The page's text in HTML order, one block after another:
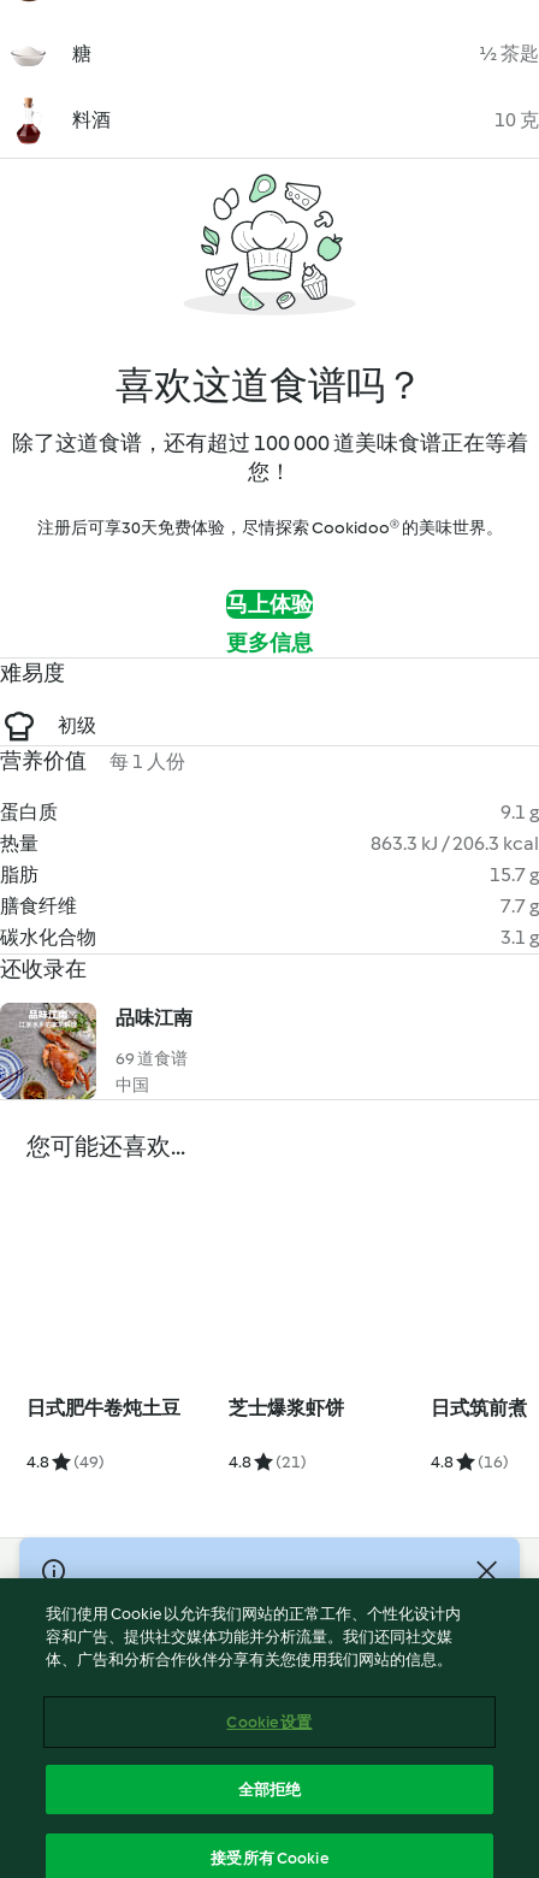
糖 ½ 茶匙
料酒 10 克
喜欢这道食谱吗？
除了这道食谱，还有超过 100 000 道美味食谱正在等着
您！
注册后可享30天免费体验，尽情探索 Cookidoo® 的美味世界。
马上体验
更多信息
难易度
初级
营养价值 每 1 人份
蛋白质
9.1 g
热量
863.3 kJ / 206.3 kcal
脂肪
15.7 g
膳食纤维
7.7 g
碳水化合物
3.1 g
还收录在
品味江南
69 道食谱
中国
您可能还喜欢...
日式肥牛卷炖土豆
4.8 (49)
芝士爆浆虾饼
4.8 (21)
日式筑前煮
4.8 (16)
© Copyright 2021-2023 福维克信息科技(上海)有限公司 版权所有
2026
使用规定
Cookies
ICP许可证号：沪通信管自贸[2026]3号
我们使用 Cookie 以允许我们网站的正常工作、个性化设计内
容和广告、提供社交媒体功能并分析流量。我们还同社交媒
体、广告和分析合作伙伴分享有关您使用我们网站的信息。
Cookie 设置
全部拒绝
接受所有 Cookie